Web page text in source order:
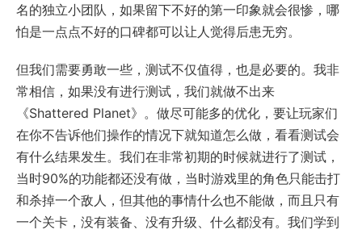
名的独立小团队，如果留下不好的第一印象就会很惨，哪
怕是一点点不好的口碑都可以让人觉得后患无穷。
但我们需要勇敢一些，测试不仅值得，也是必要的。我非
常相信，如果没有进行测试，我们就做不出来
《Shattered Planet》。做尽可能多的优化，要让玩家们
在你不告诉他们操作的情况下就知道怎么做，看看测试会
有什么结果发生。我们在非常初期的时候就进行了测试，
当时90%的功能都还没有做，当时游戏里的角色只能击打
和杀掉一个敌人，但其他的事情什么也不能做，而且只有
一个关卡，没有装备、没有升级、什么都没有。我们学到